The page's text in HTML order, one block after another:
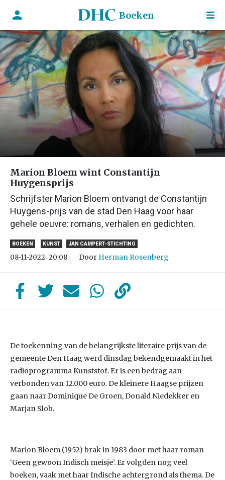
Boeken
Marion Bloem wint Constantijn
Huygensprijs
Schrijfster Marion Bloem ontvangt de Constantijn
Huygens-prijs van de stad Den Haag voor haar
gehele oeuvre: romans, verhalen en gedichten.
BOEKEN KUNST JAN CAMPERT-STICHTING
08-11-2022 20:08 Door Herman Rosenberg
De toekenning van de belangrijkste literaire prijs van de
gemeente Den Haag werd dinsdag bekendgemaakt in het
radioprogramma Kunststof. Er is een bedrag aan
verbonden van 12.000 euro. De kleinere Haagse prijzen
gaan naar Dominique De Groen, Donald Niedekker en
Marjan Slob.
Marion Bloem (1952) brak in 1983 door met haar roman
‘Geen gewoon Indisch meisje’. Er volgden nog veel
boeken, vaak met haar Indische achtergrond als thema. De